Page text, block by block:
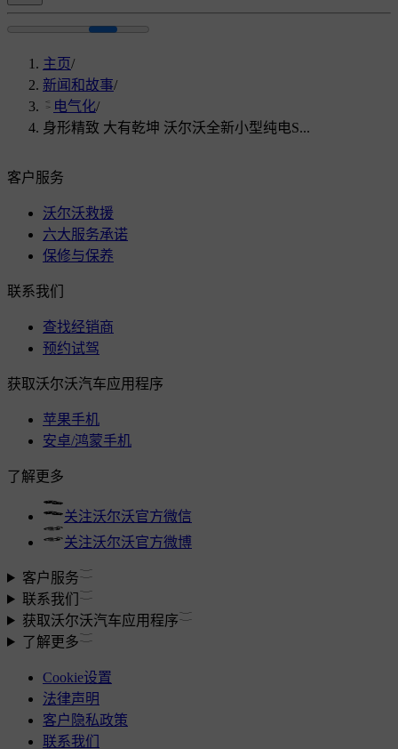
主页/
新闻和故事/
电气化/
身形精致 大有乾坤 沃尔沃全新小型纯电S...